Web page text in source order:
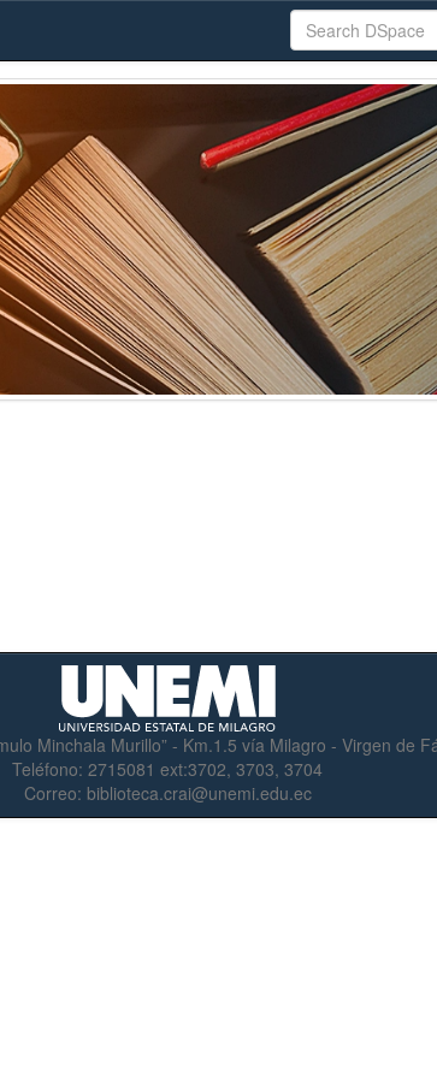
Minchala Murillo” - Km.1.5 vía Milagro - Virgen de
Teléfono: 2715081 ext:3702, 3703, 3704
Correo: biblioteca.crai@unemi.edu.ec